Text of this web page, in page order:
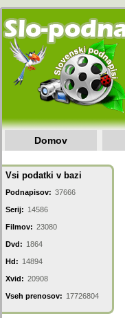
Domov
Vsi podatki v bazi
Podnapisov: 37666
Serij: 14586
Filmov: 23080
Dvd: 1864
Hd: 14894
Xvid: 20908
Vseh prenosov: 17726804